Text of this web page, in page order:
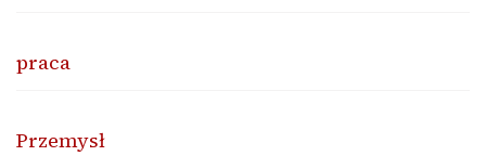
praca
Przemysł